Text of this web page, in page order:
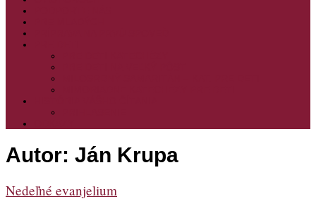
Autor: Ján Krupa
Nedeľné evanjelium